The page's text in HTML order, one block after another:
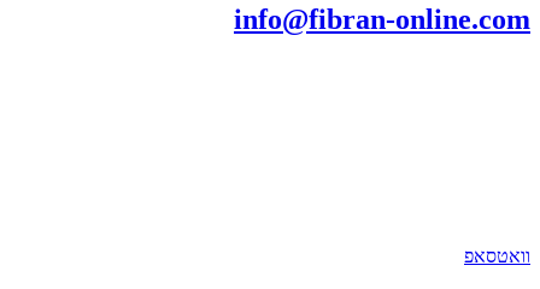
info@fibran-online.com
וואטסאפ